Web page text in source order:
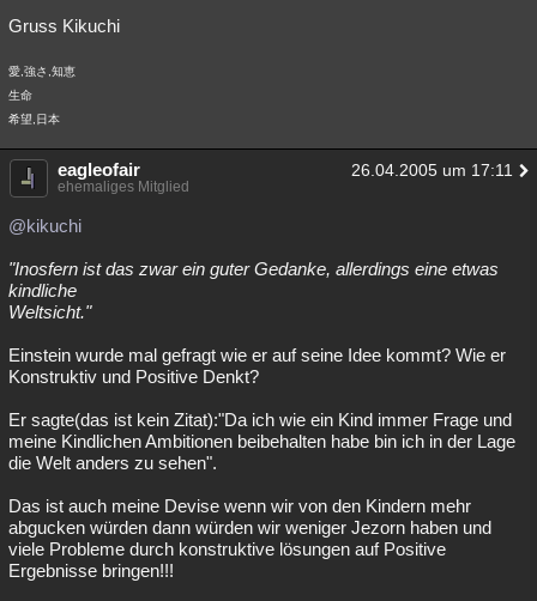
Gruss Kikuchi
愛,強さ,知恵
生命
希望,日本
eagleofair 26.04.2005 um 17:11
ehemaliges Mitglied
@kikuchi
"Inosfern ist das zwar ein guter Gedanke, allerdings eine etwas
kindliche
Weltsicht."
Einstein wurde mal gefragt wie er auf seine Idee kommt? Wie er
Konstruktiv und Positive Denkt?
Er sagte(das ist kein Zitat):"Da ich wie ein Kind immer Frage und
meine Kindlichen Ambitionen beibehalten habe bin ich in der Lage
die Welt anders zu sehen".
Das ist auch meine Devise wenn wir von den Kindern mehr
abgucken würden dann würden wir weniger Jezorn haben und
viele Probleme durch konstruktive lösungen auf Positive
Ergebnisse bringen!!!